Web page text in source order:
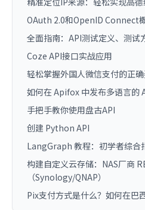
OAuth 2.0和OpenID Connect
全面指南：API测试定义、测试
Coze API接口实战应用
轻松掌握外国人微信支付的正
如何在 Apifox 中发布多语言的
手把手教你使用盘古API
创建 Python API
LangGraph 教程：初学者综合
构建自定义云存储：NAS厂商
（Synology/QNAP）
Pix支付方式是什么？如何在巴